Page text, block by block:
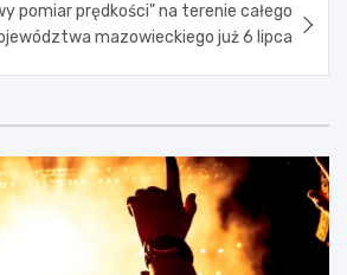
pomiar prędkości" na terenie całego
mazowieckiego już 6 lipca